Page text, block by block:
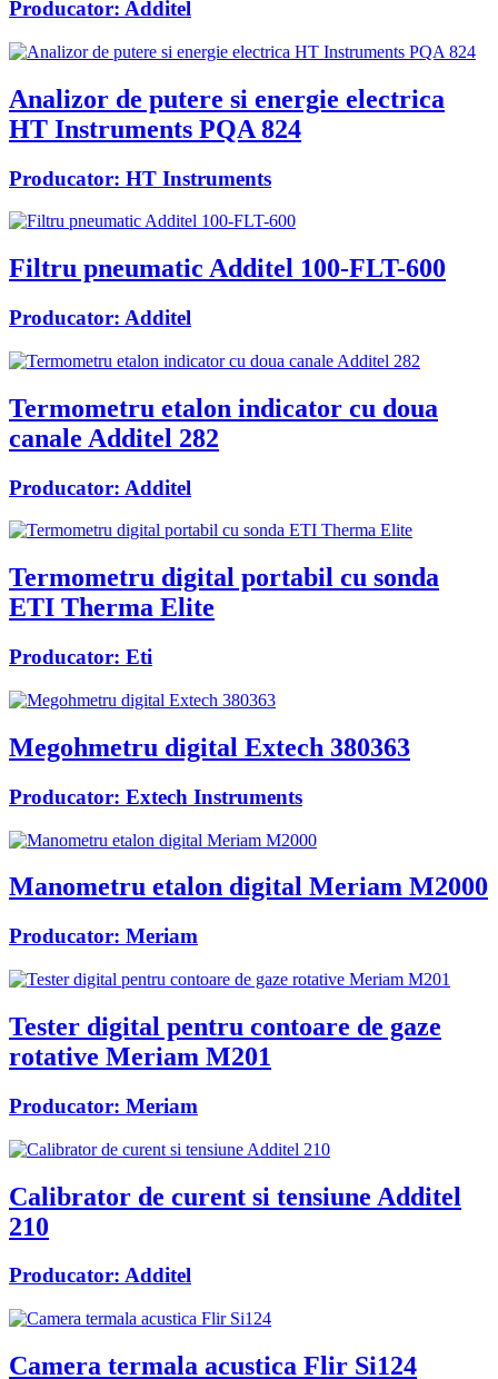
Producator: Additel
Analizor de putere si energie electrica
HT Instruments PQA 824
Producator: HT Instruments
Filtru pneumatic Additel 100-FLT-600
Producator: Additel
Termometru etalon indicator cu doua
canale Additel 282
Producator: Additel
Termometru digital portabil cu sonda
ETI Therma Elite
Producator: Eti
Megohmetru digital Extech 380363
Producator: Extech Instruments
Manometru etalon digital Meriam M2000
Producator: Meriam
Tester digital pentru contoare de gaze
rotative Meriam M201
Producator: Meriam
Calibrator de curent si tensiune Additel
210
Producator: Additel
Camera termala acustica Flir Si124